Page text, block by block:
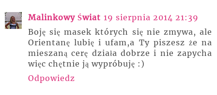
Malinkowy Świat 19 sierpnia 2014 21:39
Boję się masek których się nie zmywa, ale
Orientanę lubię i ufam,a Ty piszesz że na
mieszaną cerę działa dobrze i nie zapycha
więc chętnie ją wypróbuję :)
Odpowiedz